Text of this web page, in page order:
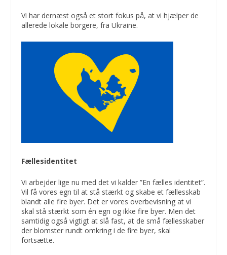
Vi har dernæst også et stort fokus på, at vi hjælper de
allerede lokale borgere, fra Ukraine.
Fællesidentitet
Vi arbejder lige nu med det vi kalder ”En fælles identitet”.
Vil få vores egn til at stå stærkt og skabe et fællesskab
blandt alle fire byer. Det er vores overbevisning at vi
skal stå stærkt som én egn og ikke fire byer. Men det
samtidig også vigtigt at slå fast, at de små fællesskaber
der blomster rundt omkring i de fire byer, skal
fortsætte.